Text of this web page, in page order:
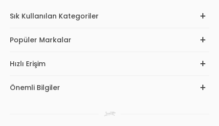
Sık Kullanılan Kategoriler
Popüler Markalar
Hızlı Erişim
Önemli Bilgiler